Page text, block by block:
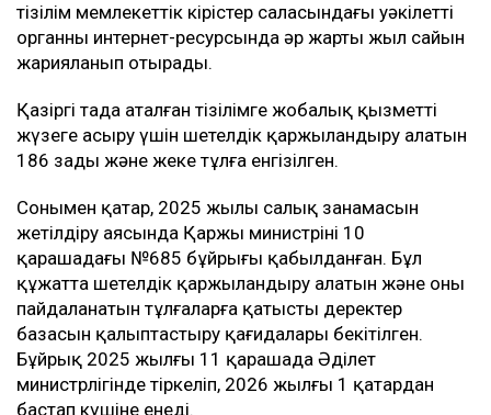
тізілім мемлекеттік кірістер саласындағы уәкілетті
органның интернет-ресурсында әр жарты жыл сайын
жарияланып отырады.
Қазіргі таңда аталған тізілімге жобалық қызметті
жүзеге асыру үшін шетелдік қаржыландыру алатын
186 заңды және жеке тұлға енгізілген.
Сонымен қатар, 2025 жылы салық заңнамасын
жетілдіру аясында Қаржы министрінің 10
қарашадағы №685 бұйрығы қабылданған. Бұл
құжатта шетелдік қаржыландыру алатын және оны
пайдаланатын тұлғаларға қатысты деректер
базасын қалыптастыру қағидалары бекітілген.
Бұйрық 2025 жылғы 11 қарашада Әділет
министрлігінде тіркеліп, 2026 жылғы 1 қаңтардан
бастап күшіне енеді.